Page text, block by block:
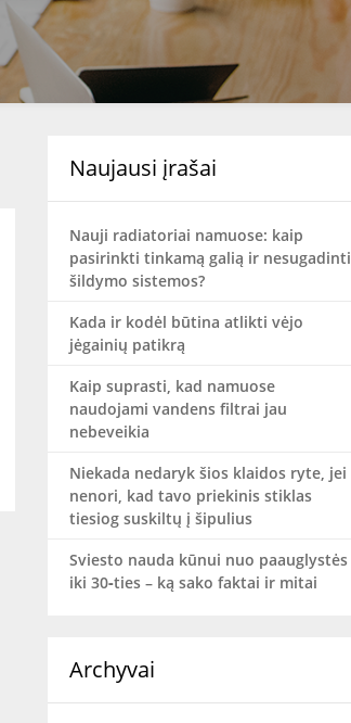
Naujausi įrašai
Nauji radiatoriai namuose: kaip
pasirinkti tinkamą galią ir nesugadinti
šildymo sistemos?
Kada ir kodėl būtina atlikti vėjo
jėgainių patikrą
Kaip suprasti, kad namuose
naudojami vandens filtrai jau
nebeveikia
Niekada nedaryk šios klaidos ryte, jei
nenori, kad tavo priekinis stiklas
tiesiog suskiltų į šipulius
Sviesto nauda kūnui nuo paauglystės
iki 30‑ties – ką sako faktai ir mitai
Archyvai